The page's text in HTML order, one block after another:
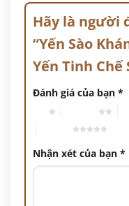
Hãy là người
“Yến Sào
Yến Tinh Chế
Đánh giá của bạn *
Nhận xét của bạn *